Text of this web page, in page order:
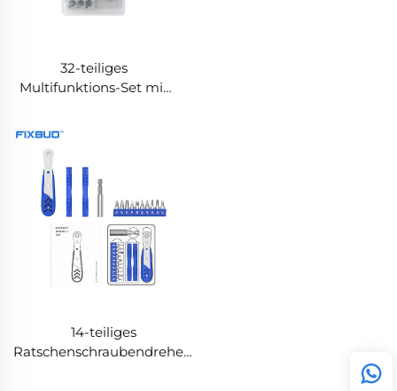
32-teiliges
Multifunktions-Set mit
14-teiliges
Ratschenschraubendreher-